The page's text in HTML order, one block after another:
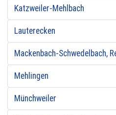
Katzweiler-Mehlbach
Lauterecken
Mackenbach-Schwedelbach,
Mehlingen
Münchweiler